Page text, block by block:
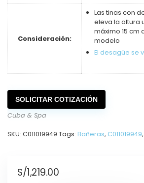
Consideración:
Las tinas con
eleva la altura
máximo 15
modelo
El desagüe se
SOLICITAR COTIZACIÓN
Cuba & Spa
SKU: C011019949 Tags: Bañeras, C011019949,
S/1,219.00